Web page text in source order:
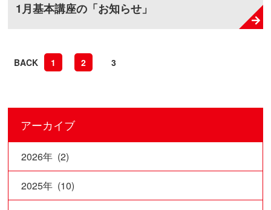
1月基本講座の「お知らせ」
BACK 1 2 3
アーカイブ
2026年 (2)
2025年 (10)